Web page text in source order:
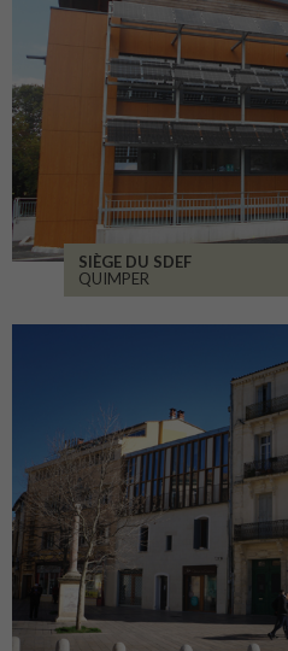
SIÈGE DU SDEF
QUIMPER